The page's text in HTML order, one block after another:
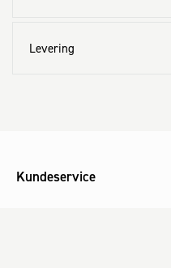
Levering
Kundeservice